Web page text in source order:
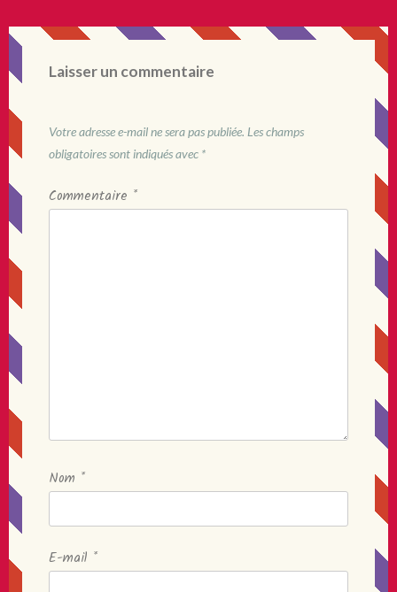
Laisser un commentaire
Votre adresse e-mail ne sera pas publiée. Les champs
obligatoires sont indiqués avec *
Commentaire *
Nom *
E-mail *